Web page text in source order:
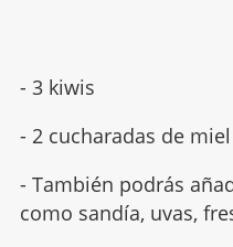
- 3 kiwis
- 2 cucharadas de miel
- También podrás
como sandía, uvas,